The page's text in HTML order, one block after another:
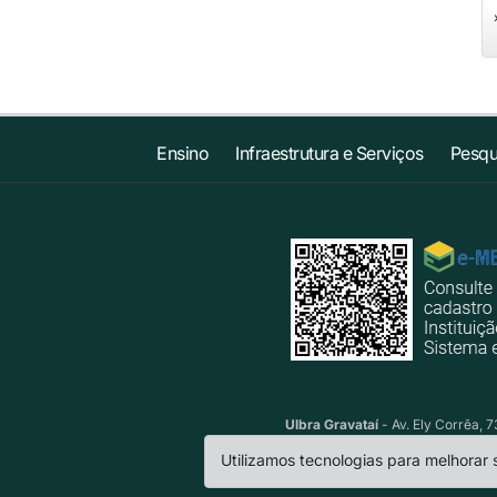
Ensino Infraestrutura e Serviços
Ulbra Gravataí- Av. Ely Corrêa,
Utilizamos tecnologias para